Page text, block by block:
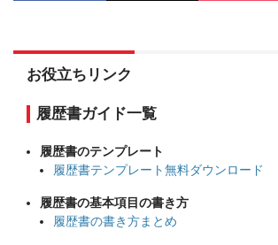
お役立ちリンク
履歴書ガイド一覧
履歴書のテンプレート
履歴書テンプレート無料ダウンロード
履歴書の基本項目の書き方
履歴書の書き方まとめ